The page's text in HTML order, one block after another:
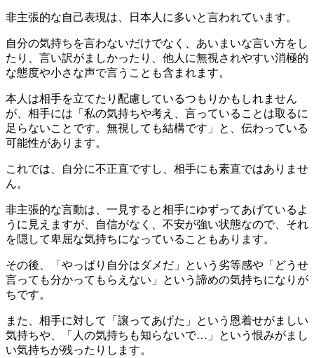
非主張的な自己表現は、日本人に多いと言われています。
自分の気持ちを言わないだけでなく、あいまいな言い方をし
たり、言い訳がましかったり、他人に無視されやすい消極的
な態度や小さな声で言うことも含まれます。
本人は相手を立てたり配慮しているつもりかもしれません
が、相手には「私の気持ちや考え、言っていることは取るに
足らないことです。無視しても結構です」と、伝わっている
可能性があります。
これでは、自分に不正直ですし、相手にも素直ではありませ
ん。
非主張的な言動は、一見すると相手にゆずってあげているよ
うに見えますが、自信がなく、不安が強い状態なので、それ
を隠して卑屈な気持ちになっていることもあります。
その後、「やっぱり自分はダメだ」という劣等感や「どうせ
言っても分かってもらえない」という諦めの気持ちになりが
ちです。
また、相手に対して「譲ってあげた」という恩着せがましい
気持ちや、「人の気持ちも知らないで…」という恨みがまし
い気持ちが残ったりします。